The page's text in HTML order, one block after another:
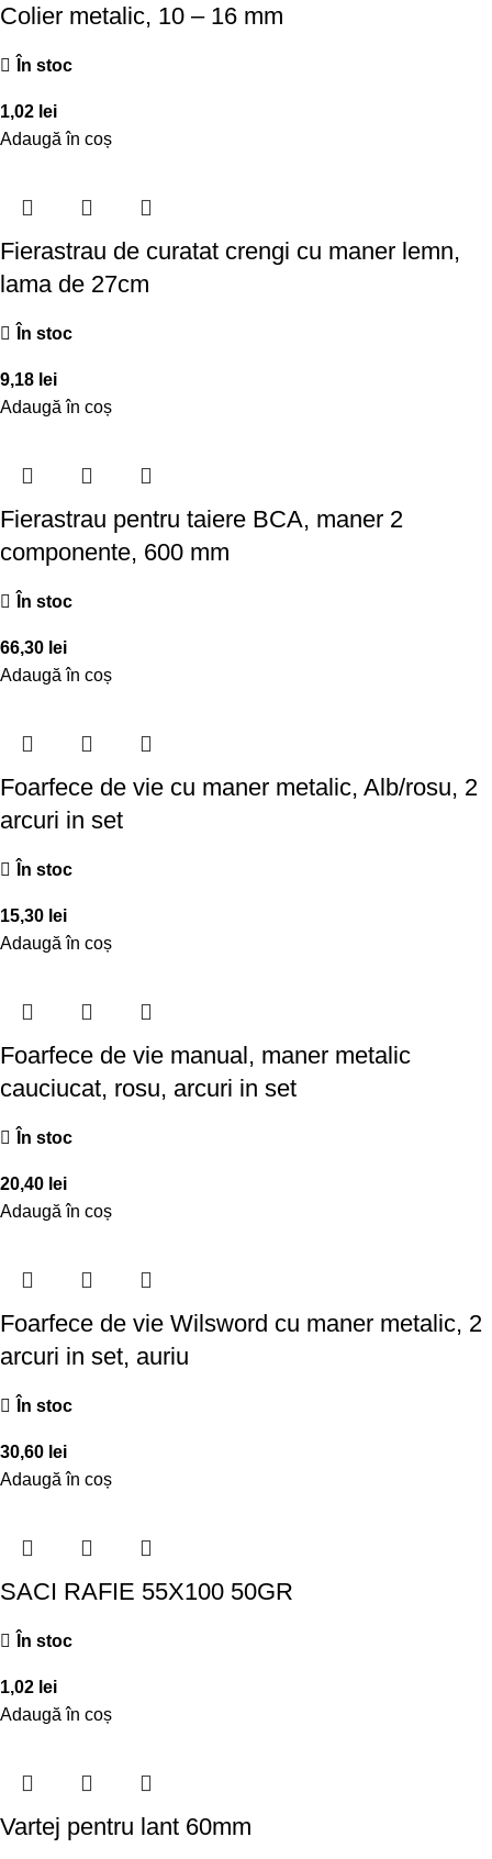
Colier metalic, 10 – 16 mm
În stoc
1,02 lei
Adaugă în coș
Fierastrau de curatat crengi cu maner lemn,
lama de 27cm
În stoc
9,18 lei
Adaugă în coș
Fierastrau pentru taiere BCA, maner 2
componente, 600 mm
În stoc
66,30 lei
Adaugă în coș
Foarfece de vie cu maner metalic, Alb/rosu, 2
arcuri in set
În stoc
15,30 lei
Adaugă în coș
Foarfece de vie manual, maner metalic
cauciucat, rosu, arcuri in set
În stoc
20,40 lei
Adaugă în coș
Foarfece de vie Wilsword cu maner metalic, 2
arcuri in set, auriu
În stoc
30,60 lei
Adaugă în coș
SACI RAFIE 55X100 50GR
În stoc
1,02 lei
Adaugă în coș
Vartej pentru lant 60mm